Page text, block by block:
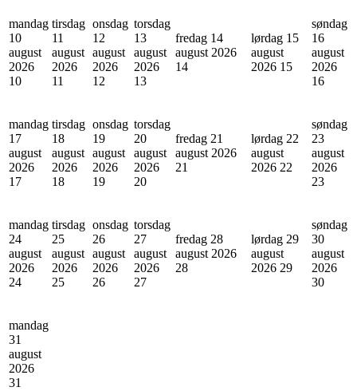
mandag
10
august
2026
10
tirsdag
11
august
2026
11
onsdag
12
august
2026
12
torsdag
13
august
2026
13
fredag 14
august 2026
14
lørdag 15
august
2026 15
søndag
16
august
2026
16
mandag
17
august
2026
17
tirsdag
18
august
2026
18
onsdag
19
august
2026
19
torsdag
20
august
2026
20
fredag 21
august 2026
21
lørdag 22
august
2026 22
søndag
23
august
2026
23
mandag
24
august
2026
24
tirsdag
25
august
2026
25
onsdag
26
august
2026
26
torsdag
27
august
2026
27
fredag 28
august 2026
28
lørdag 29
august
2026 29
søndag
30
august
2026
30
mandag
31
august
2026
31